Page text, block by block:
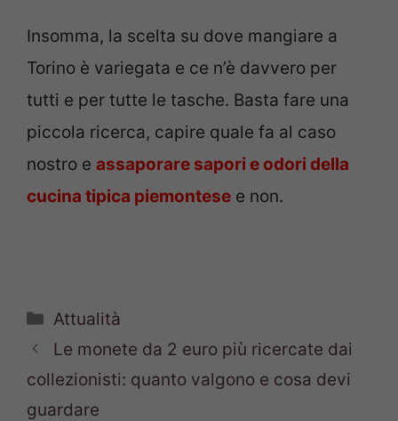
Insomma, la scelta su dove mangiare a
Torino è variegata e ce n’è davvero per
tutti e per tutte le tasche. Basta fare una
piccola ricerca, capire quale fa al caso
nostro e assaporare sapori e odori della
cucina tipica piemontese e non.
Categorie
Attualità
Le monete da 2 euro più ricercate dai
collezionisti: quanto valgono e cosa devi
guardare